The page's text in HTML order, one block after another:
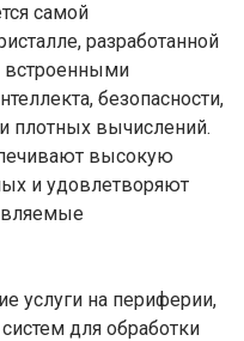
самой
разработанной
встроенными
безопасности,
плотных вычислений.
высокую
и удовлетворяют
услуги на периферии,
для обработки